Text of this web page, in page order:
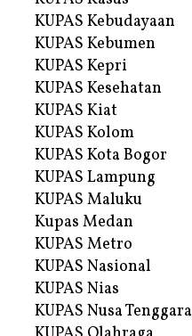
KUPAS Kebudayaan
KUPAS Kebumen
KUPAS Kepri
KUPAS Kesehatan
KUPAS Kiat
KUPAS Kolom
KUPAS Kota Bogor
KUPAS Lampung
KUPAS Maluku
Kupas Medan
KUPAS Metro
KUPAS Nasional
KUPAS Nias
KUPAS Nusa Tenggara